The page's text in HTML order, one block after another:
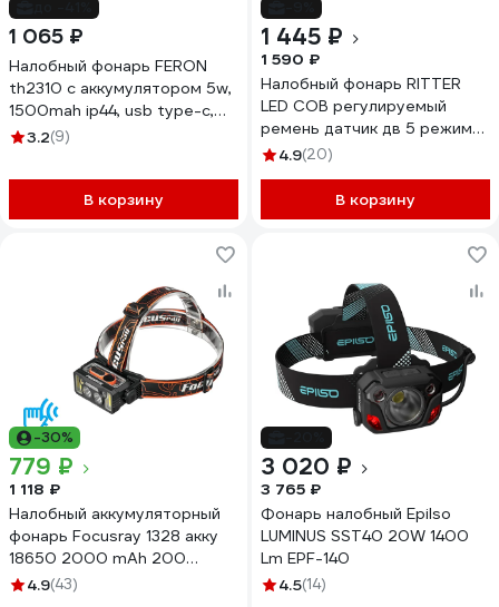
1 065 ₽
Налобный фонарь FERON
th2310 c аккумулятором 5w,
1500mah ip44, usb type-c,
abs пластик, резина, 48525
3.2(9)
В корзину
1 445 ₽
1 590 ₽
Налобный фонарь RITTER
LED COB регулируемый
ремень датчик дв 5 режима
7Вт 1200 мАч 300Лм IP44
4.9(20)
В корзину
-30%
779 ₽
1 118 ₽
Налобный аккумуляторный
фонарь Focusray 1328 акку
18650 2000 mАh 200
люмен,цифровой
4.9(43)
3 020 ₽
3 765 ₽
Фонарь налобный Epilso
LUMINUS SST40 20W 1400
Lm EPF-140
4.5(14)